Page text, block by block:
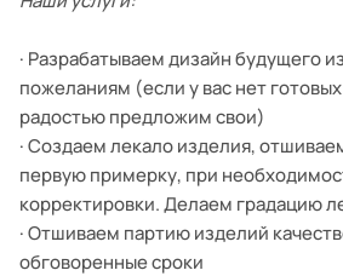
· Разрабатываем дизайн будущего
пожеланиям (если у вас нет
радостью предложим свои)
· Создаем лекало изделия,
первую примерку, при
корректировки. Делаем градацию
· Отшиваем партию изделий
обговоренные сроки